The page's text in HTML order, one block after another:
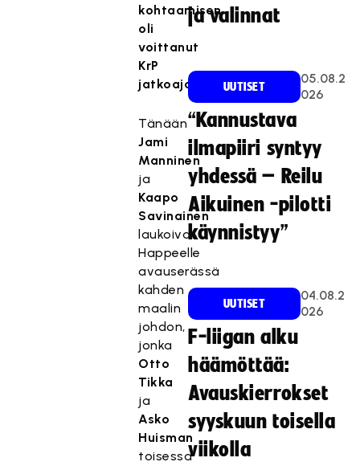
kohtaamisen
oli
voittanut
KrP
jatkoajalla.
Tänään
Jami
Manninen
ja
Kaapo
Savinainen
laukoivat
Happeelle
avauserässä
kahden
maalin
johdon,
jonka
Otto
Tikka
ja
Asko
Huisman
toisessa
ja valinnat
UUTISET
05.08.2
026
“Kannustava
ilmapiiri syntyy
yhdessä – Reilu
Aikuinen -pilotti
käynnistyy”
UUTISET
04.08.2
026
F-liigan alku
häämöttää:
Avauskierrokset
syyskuun toisella
viikolla